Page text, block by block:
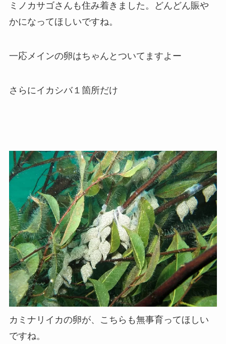
ミノカサゴさんも住み着きました。どんどん賑や
かになってほしいですね。
一応メインの卵はちゃんとついてますよー
さらにイカシバ１箇所だけ
カミナリイカの卵が、こちらも無事育ってほしい
ですね。